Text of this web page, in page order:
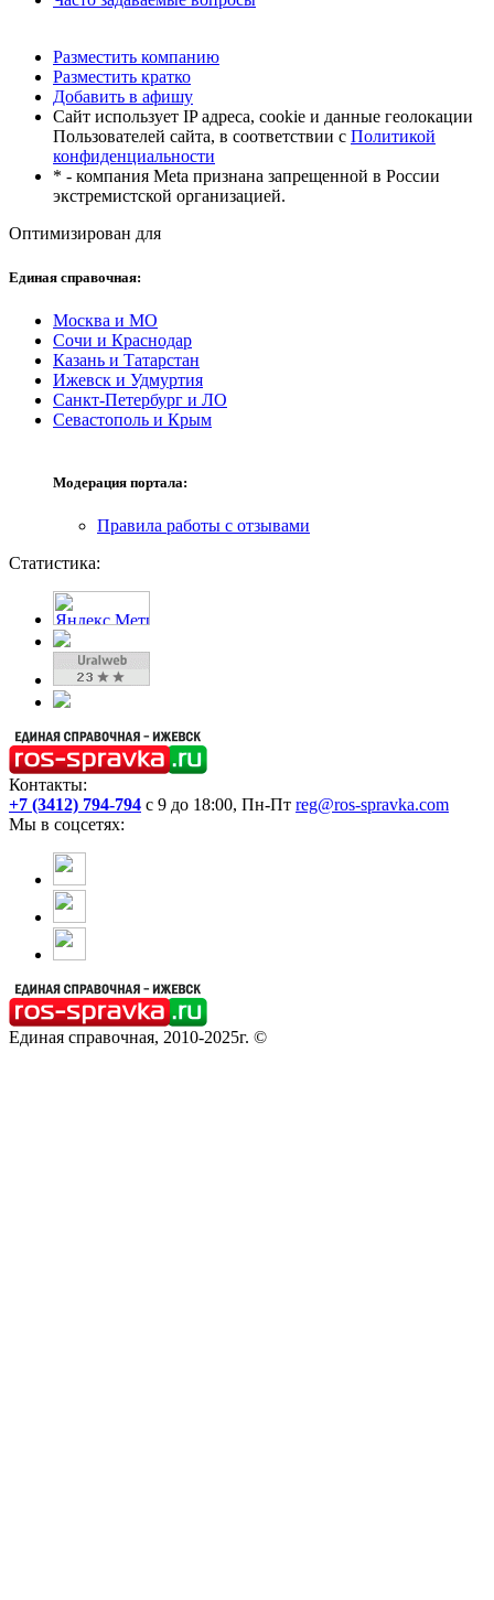
Разместить компанию
Разместить кратко
Добавить в афишу
Сайт использует IP адреса, cookie и данные геолокации
Пользователей сайта, в соответствии с Политикой
конфиденциальности
* - компания Meta признана запрещенной в России
экстремистской организацией.
Оптимизирован для
Единая справочная:
Москва и МО
Сочи и Краснодар
Казань и Татарстан
Ижевск и Удмуртия
Санкт-Петербург и ЛО
Севастополь и Крым
Модерация портала:
Правила работы с отзывами
Статистика:
Контакты:
+7 (3412) 794-794 с 9 до 18:00, Пн-Пт reg@ros-spravka.com
Мы в соцсетях:
Единая справочная, 2010-2025г. ©